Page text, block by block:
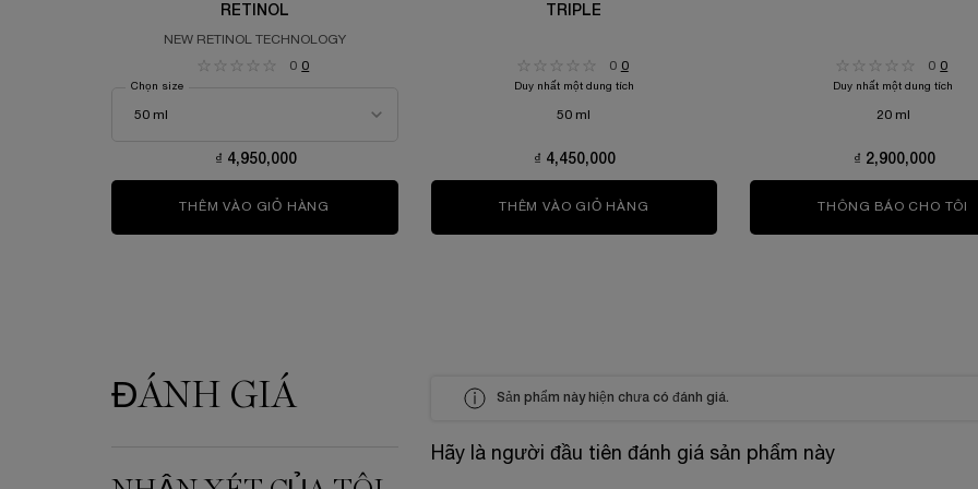
RETINOL
NEW RETINOL TECHNOLOGY
0 0
Chọn size
₫ 4,950,000
THÊM VÀO GIỎ HÀNG RÉNERGIE C.R.X. TRIPLE SERUM RETINOL
TRIPLE
0 0
Duy nhất một dung tích
50 ml
₫ 4,450,000
THÊM VÀO GIỎ HÀNG SERUM TƯƠI 3 LÕI RÉNERGIE H.C.F TRIPLE
0 0
Duy nhất một dung tích
20 ml
₫ 2,900,000
THÔNG BÁO CHO TÔI
ĐÁNH GIÁ Sản phẩm này hiện chưa có đánh giá.
Hãy là người đầu tiên đánh giá sản phẩm này